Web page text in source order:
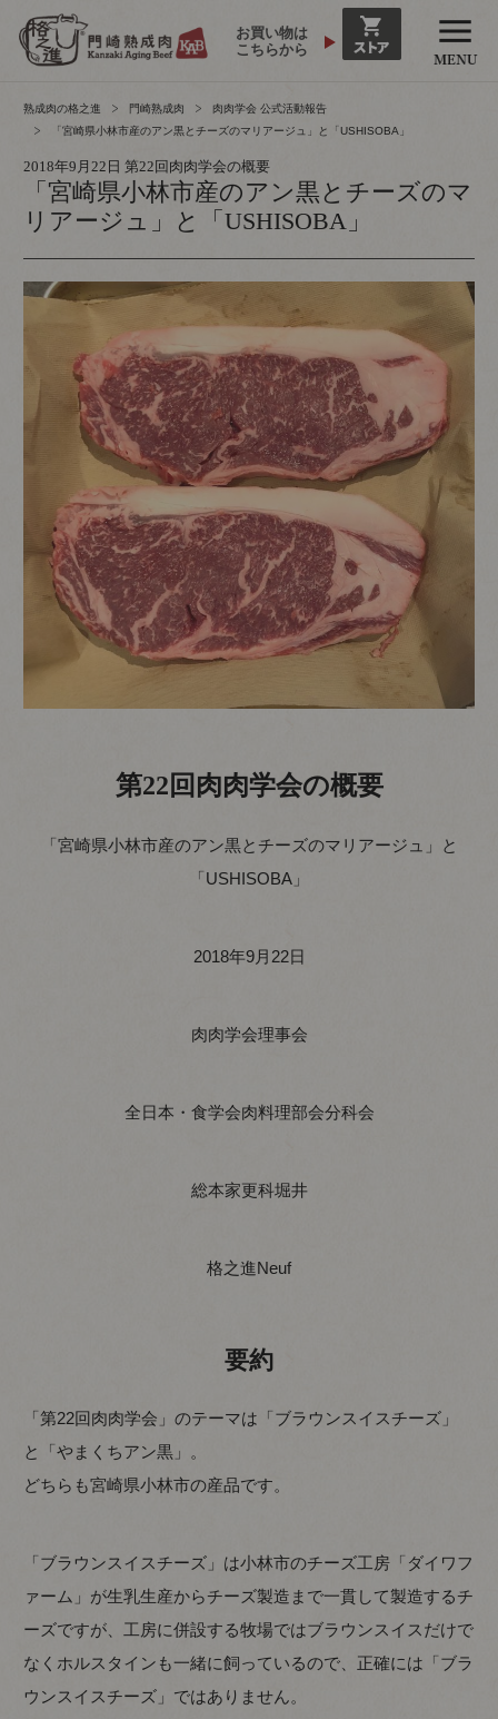
お買い物は
こちらから
熟成肉の格之進 門崎熟成肉
肉肉学会 公式活動報告
「宮崎県小林市産のアン黒とチーズのマリアージュ」と「USHISOBA」
2018年9月22日 第22回肉肉学会の概要
「宮崎県小林市産のアン黒とチーズのマ
リアージュ」と「USHISOBA」
第22回肉肉学会の概要
「宮崎県小林市産のアン黒とチーズのマリアージュ」と
「USHISOBA」
2018年9月22日
肉肉学会理事会
全日本・食学会肉料理部会分科会
総本家更科堀井
格之進Neuf
要約
「第22回肉肉学会」のテーマは「ブラウンスイスチーズ」
と「やまくちアン黒」。
どちらも宮崎県小林市の産品です。
「ブラウンスイスチーズ」は小林市のチーズ工房「ダイワフ
ァーム」が生乳生産からチーズ製造まで一貫して製造するチ
ーズですが、工房に併設する牧場ではブラウンスイスだけで
なくホルスタインも一緒に飼っているので、正確には「ブラ
ウンスイスチーズ」ではありません。